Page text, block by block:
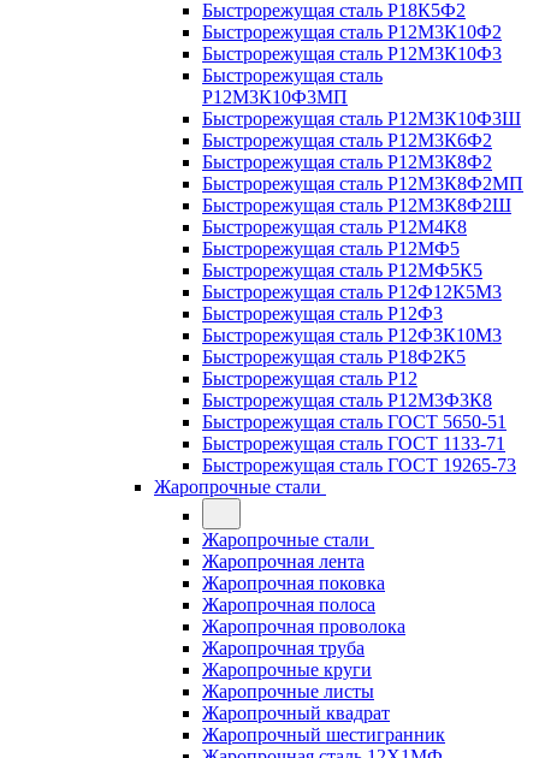
Быстрорежущая сталь Р18К5Ф2
Быстрорежущая сталь Р12М3К10Ф2
Быстрорежущая сталь Р12М3К10Ф3
Быстрорежущая сталь
Р12М3К10Ф3МП
Быстрорежущая сталь Р12М3К10Ф3Ш
Быстрорежущая сталь Р12М3К6Ф2
Быстрорежущая сталь Р12М3К8Ф2
Быстрорежущая сталь Р12М3К8Ф2МП
Быстрорежущая сталь Р12М3К8Ф2Ш
Быстрорежущая сталь Р12М4К8
Быстрорежущая сталь Р12МФ5
Быстрорежущая сталь Р12МФ5К5
Быстрорежущая сталь Р12Ф12К5М3
Быстрорежущая сталь Р12Ф3
Быстрорежущая сталь Р12Ф3К10М3
Быстрорежущая сталь Р18Ф2К5
Быстрорежущая сталь Р12
Быстрорежущая сталь Р12М3Ф3К8
Быстрорежущая сталь ГОСТ 5650-51
Быстрорежущая сталь ГОСТ 1133-71
Быстрорежущая сталь ГОСТ 19265-73
Жаропрочные стали
Жаропрочные стали
Жаропрочная лента
Жаропрочная поковка
Жаропрочная полоса
Жаропрочная проволока
Жаропрочная труба
Жаропрочные круги
Жаропрочные листы
Жаропрочный квадрат
Жаропрочный шестигранник